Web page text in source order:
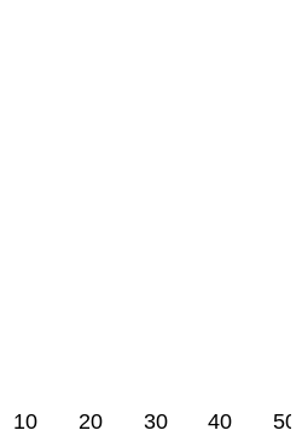
10 20 30 40 50